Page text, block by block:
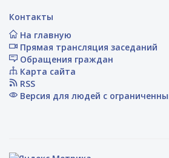
Контакты
На главную
Прямая трансляция заседаний
Обращения граждан
Карта сайта
RSS
Версия для людей с